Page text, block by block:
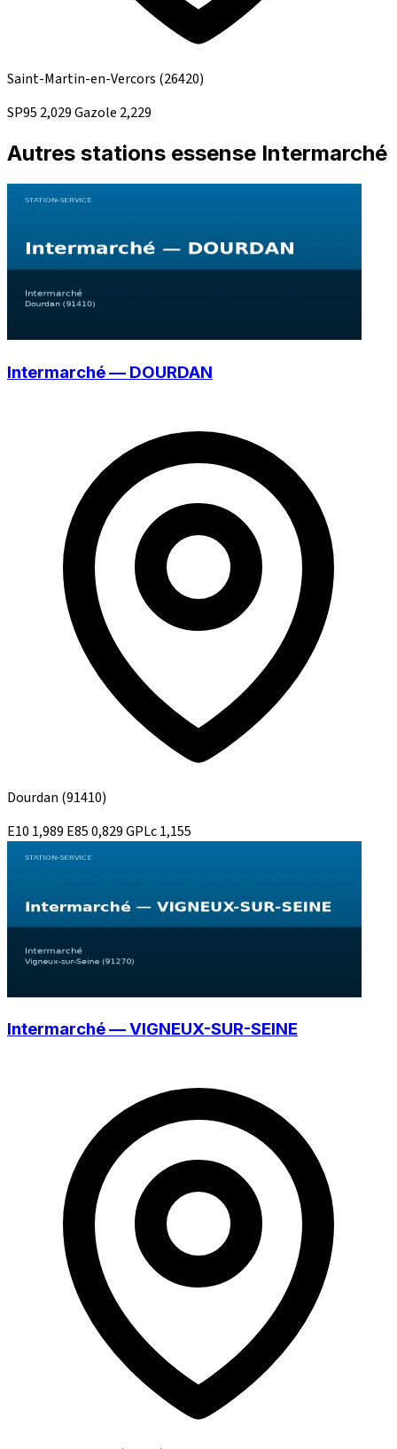
Saint-Martin-en-Vercors (26420)
SP95 2,029Gazole 2,229
Autres stations essense Intermarché
Intermarché — DOURDAN
Dourdan (91410)
E10 1,989 E850,829GPLc1,155
Intermarché — VIGNEUX-SUR-SEINE